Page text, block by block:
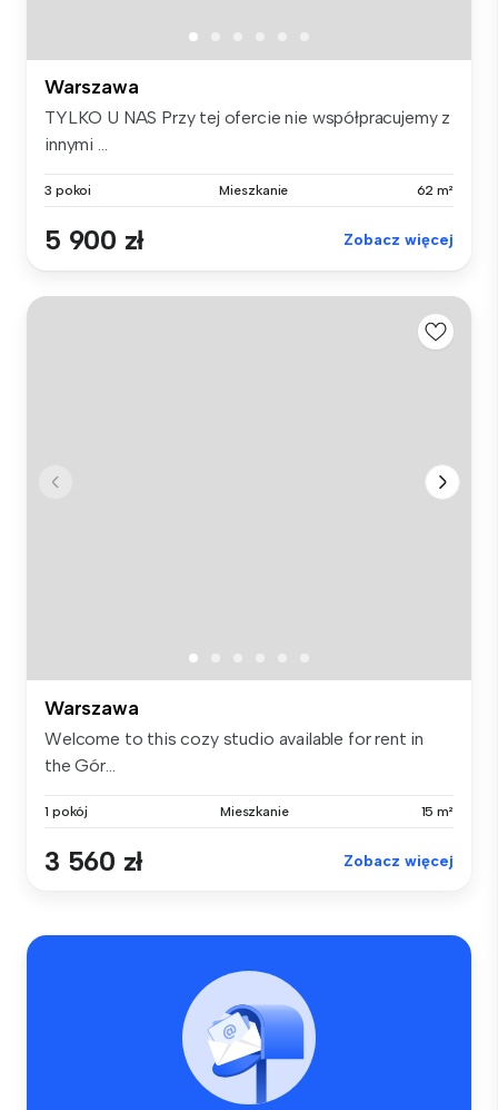
Warszawa
TYLKO U NAS Przy tej ofercie nie współpracujemy z
innymi ...
3 pokoi Mieszkanie 62 m²
5 900 zł Zobacz więcej
Warszawa
Welcome to this cozy studio available for rent in
the Gór...
1 pokój Mieszkanie 15 m²
3 560 zł Zobacz więcej